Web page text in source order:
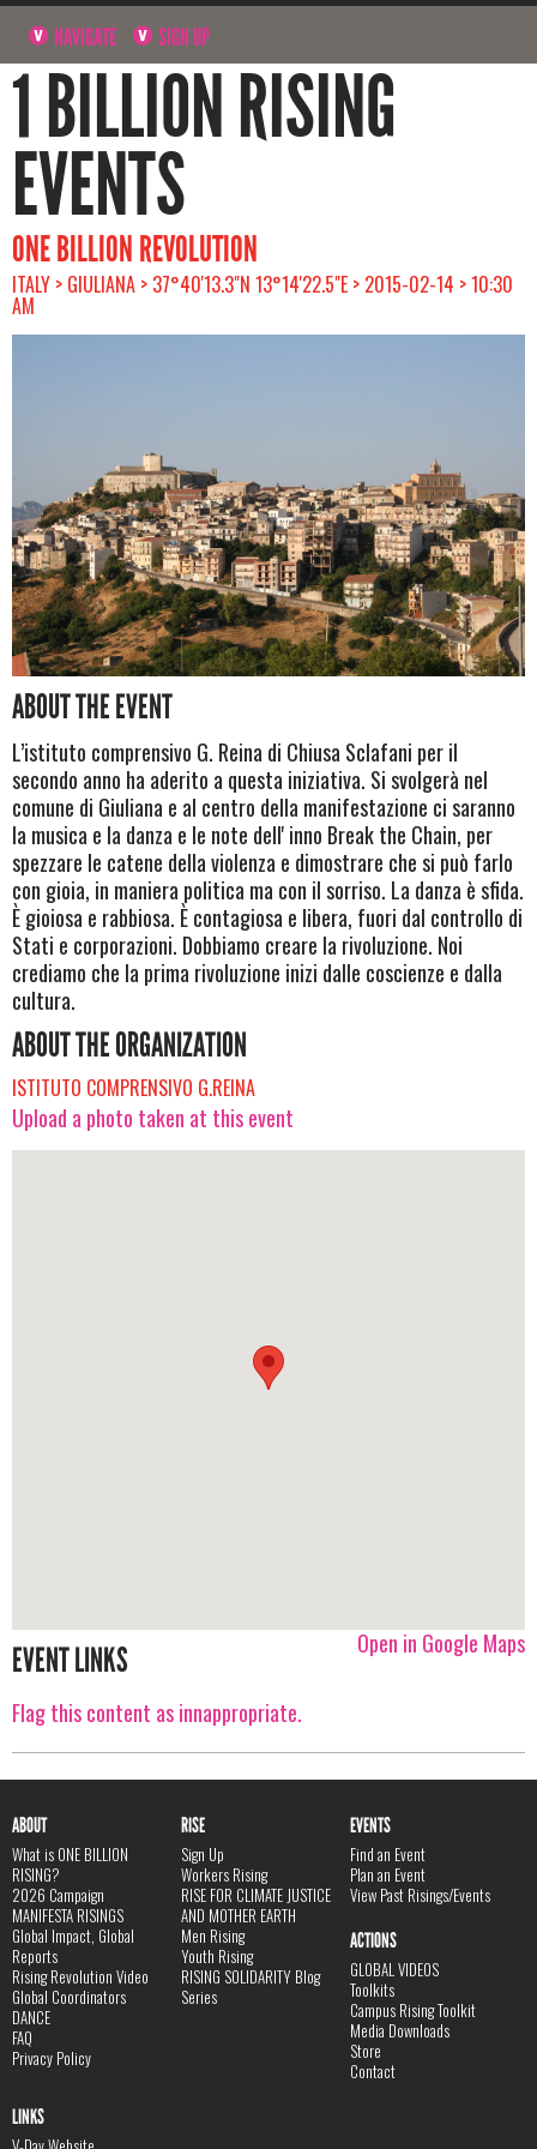
NAVIGATE SIGN UP
1 BILLION RISING
EVENTS
ONE BILLION REVOLUTION
ITALY > GIULIANA > 37°40'13.3"N 13°14'22.5"E > 2015-02-14 > 10:30
AM
ABOUT THE EVENT
L’istituto comprensivo G. Reina di Chiusa Sclafani per il
secondo anno ha aderito a questa iniziativa. Si svolgerà nel
comune di Giuliana e al centro della manifestazione ci saranno
la musica e la danza e le note dell' inno Break the Chain, per
spezzare le catene della violenza e dimostrare che si può farlo
con gioia, in maniera politica ma con il sorriso. La danza è sfida.
È gioiosa e rabbiosa. È contagiosa e libera, fuori dal controllo di
Stati e corporazioni. Dobbiamo creare la rivoluzione. Noi
crediamo che la prima rivoluzione inizi dalle coscienze e dalla
cultura.
ABOUT THE ORGANIZATION
ISTITUTO COMPRENSIVO G.REINA
Upload a photo taken at this event
Open in Google Maps
EVENT LINKS
Flag this content as innappropriate.
ABOUT
What is ONE BILLION
RISING?
2026 Campaign
MANIFESTA RISINGS
Global Impact, Global
Reports
Rising Revolution Video
Global Coordinators
DANCE
FAQ
Privacy Policy
RISE
Sign Up
Workers Rising
RISE FOR CLIMATE JUSTICE
AND MOTHER EARTH
Men Rising
Youth Rising
RISING SOLIDARITY Blog
Series
EVENTS
Find an Event
Plan an Event
View Past Risings/Events
ACTIONS
GLOBAL VIDEOS
Toolkits
Campus Rising Toolkit
Media Downloads
Store
Contact
LINKS